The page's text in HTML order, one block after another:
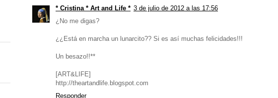
* Cristina * Art and Life * 3 de julio de 2012 a las 17:56
¿No me digas?
¿¿Está en marcha un lunarcito?? Si es así muchas felicidades!!!
Un besazo!!**
[ART&LIFE]
http://theartandlife.blogspot.com
Responder